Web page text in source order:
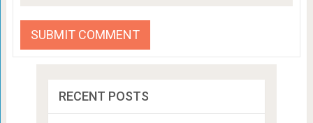
RECENT POSTS